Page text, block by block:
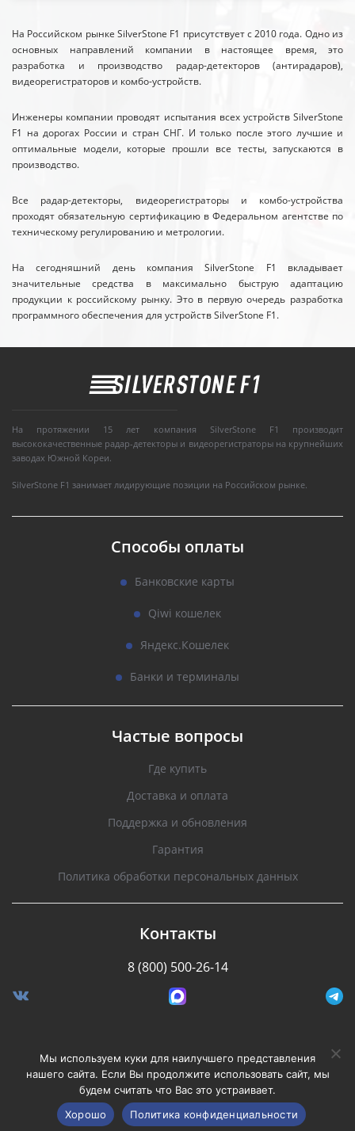
На Российском рынке SilverStone F1 присутствует с 2010 года. Одно из
основных направлений компании в настоящее время, это
разработка и производство радар-детекторов (антирадаров),
видеорегистраторов и комбо-устройств.
Инженеры компании проводят испытания всех устройств SilverStone
F1 на дорогах России и стран СНГ. И только после этого лучшие и
оптимальные модели, которые прошли все тесты, запускаются в
производство.
Все радар-детекторы, видеорегистраторы и комбо-устройства
проходят обязательную сертификацию в Федеральном агентстве по
техническому регулированию и метрологии.
На сегодняшний день компания SilverStone F1 вкладывает
значительные средства в максимально быструю адаптацию
продукции к российскому рынку. Это в первую очередь разработка
программного обеспечения для устройств SilverStone F1.
На протяжении 15 лет компания SilverStone F1 производит
высококачественные радар-детекторы и видеорегистраторы на крупнейших
заводах Южной Кореи.
SilverStone F1 занимает лидирующие позиции на Российском рынке.
Способы оплаты
Банковские карты
Qiwi кошелек
Яндекс.Кошелек
Банки и терминалы
Частые вопросы
Где купить
Доставка и оплата
Поддержка и обновления
Гарантия
Политика обработки персональных данных
Контакты
8 (800) 500-26-14
Разработано Stormcorp
Copyright © 2008-2020, Silverstone F1. Все права
защищены.
Мы используем куки для наилучшего представления
нашего сайта. Если Вы продолжите использовать сайт, мы
будем считать что Вас это устраивает.
Хорошо
Политика конфиденциальности